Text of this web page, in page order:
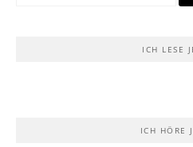
ICH LESE
ICH HÖRE